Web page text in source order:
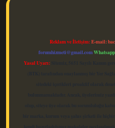
Reklam ve İletişim:E-mail:
forumhizmeti@gmail.com
Yasal Uyarı: